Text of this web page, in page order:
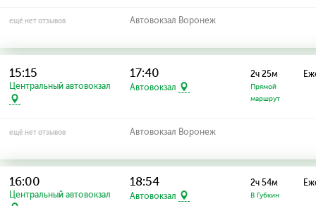
ещё нет отзывов Автовокзал Воронеж
15:15
Центральный автовокзал
17:40
Автовокзал
2ч 25м
Прямой
маршрут
ещё нет отзывов Автовокзал Воронеж
16:00
Центральный автовокзал
18:54
Автовокзал
2ч 54м
В Губкин